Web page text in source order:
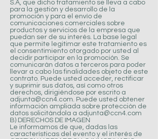
S.A, que dicho tratamiento se lleva a cabo
para la gestión y desarrollo de la
promoción y para el envío de
comunicaciones comerciales sobre
productos y servicios de la empresa que
puedan ser de su interés. La base legal
que permite legitimar este tratamiento es
el consentimiento otorgado por usted al
decidir participar en la promoción. Se
comunicarán datos a terceros para poder
llevar a cabo las finalidades objeto de este
contrato. Puede usted acceder, rectificar
y suprimir sus datos, así como otros
derechos, dirigiéndose por escrito a
adjunta@ccn4.com. Puede usted obtener
información ampliada sobre protección de
datos solicitándola a adjunta@ccn4.com
B) DERECHOS DE IMAGEN
Le informamos de que, dadas las
características del evento y el interés de